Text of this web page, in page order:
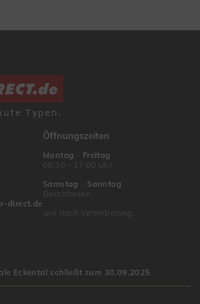
Typen.
direct.de
Öffnungszeiten
Montag
Freitag
08:30 – 17:00 Uhr
Samstag
Sonntag
Geschlossen
und nach Vereinbarung.
Eckental schließt zum 30.09.2025